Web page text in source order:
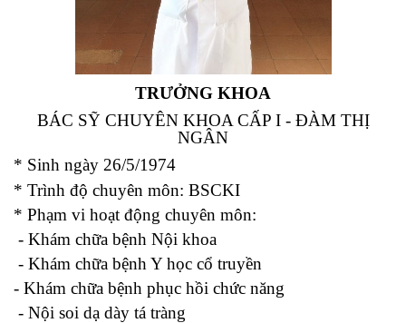
TRƯỞNG KHOA
BÁC SỸ CHUYÊN KHOA CẤP I - ĐÀM THỊ
NGÂN
* Sinh ngày 26/5/1974
* Trình độ chuyên môn: BSCKI
* Phạm vi hoạt động chuyên môn:
- Khám chữa bệnh Nội khoa
- Khám chữa bệnh Y học cổ truyền
- Khám chữa bệnh phục hồi chức năng
- Nội soi dạ dày tá tràng